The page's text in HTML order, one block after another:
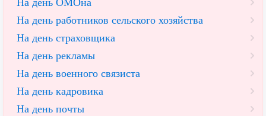
На день ОМОна
На день работников сельского хозяйства
На день страховщика
На день рекламы
На день военного связиста
На день кадровика
На день почты